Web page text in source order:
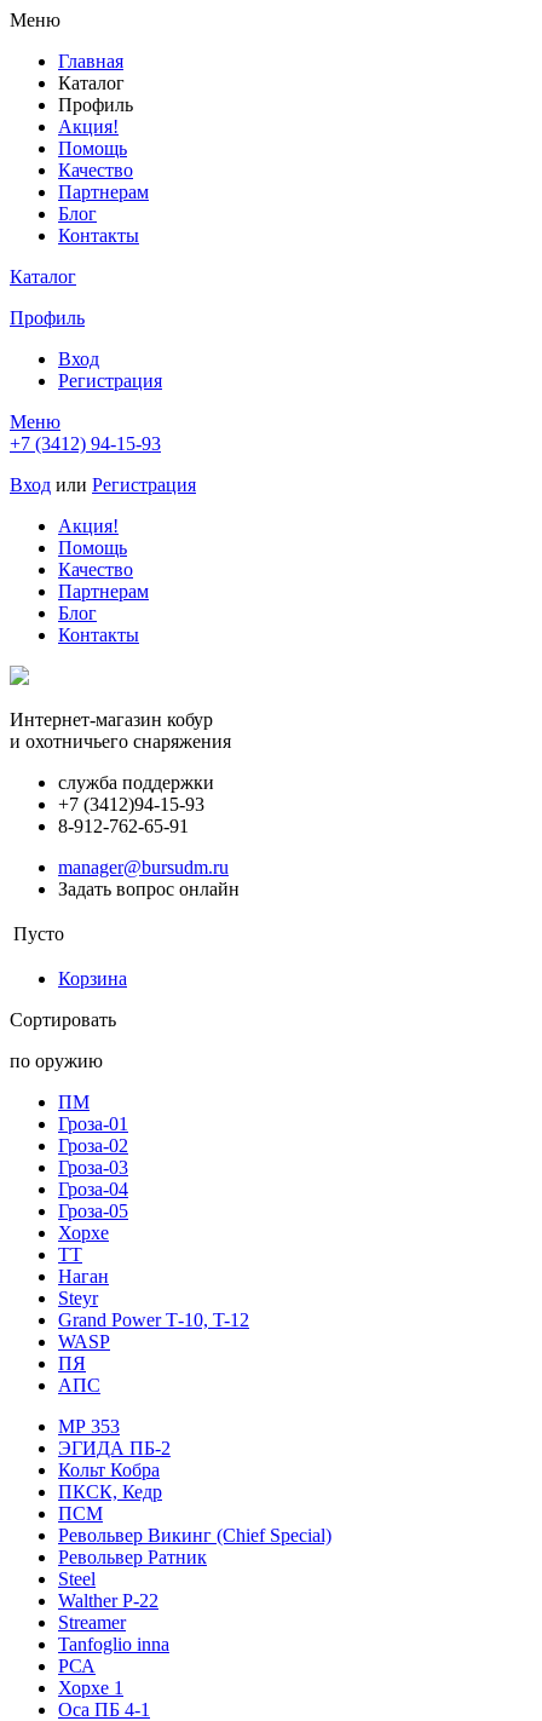
Меню
Главная
Каталог
Профиль
Акция!
Помощь
Качество
Партнерам
Блог
Контакты
Каталог
Профиль
Вход
Регистрация
Меню
+7 (3412) 94-15-93
Вход или Регистрация
Акция!
Помощь
Качество
Партнерам
Блог
Контакты
Интернет-магазин кобур
и охотничьего снаряжения
служба поддержки
+7 (3412)94-15-93
8-912-762-65-91
manager@bursudm.ru
Задать вопрос онлайн
Пусто
Корзина
Сортировать
по оружию
ПМ
Гроза-01
Гроза-02
Гроза-03
Гроза-04
Гроза-05
Хорхе
ТТ
Наган
Steyr
Grand Power Т-10, T-12
WASP
ПЯ
АПС
МР 353
ЭГИДА ПБ-2
Кольт Кобра
ПКСК, Кедр
ПСМ
Револьвер Викинг (Chief Special)
Револьвер Ратник
Steel
Walther P-22
Streamer
Tanfoglio inna
РСА
Хорхе 1
Оса ПБ 4-1